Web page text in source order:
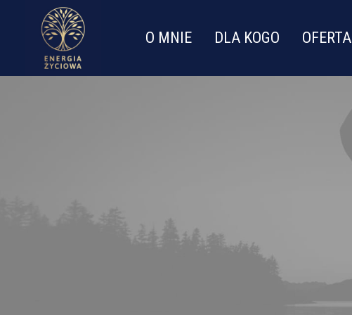
O MNIE DLA KOGO OFERTA